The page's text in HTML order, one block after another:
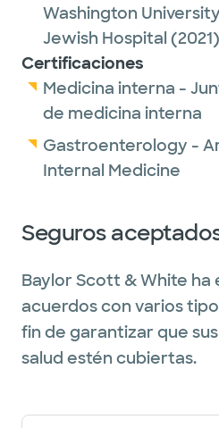
Washington
Jewish Hospital (2021)
Certificaciones
Medicina interna -
de medicina interna
Gastroenterology -
Internal Medicine
Seguros
Baylor Scott & White ha
acuerdos con varios
fin de garantizar que
salud estén cubiertas.